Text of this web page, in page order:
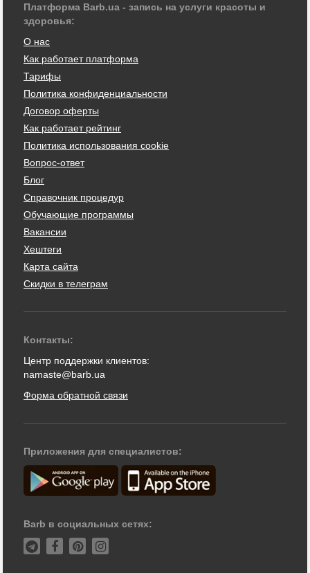
Платформа Barb.ua - запись на услуги красоты и
здоровья:
О нас
Как работает платформа
Тарифы
Политика конфиденциальности
Договор оферты
Как работает рейтинг
Политика использования cookie
Вопрос-ответ
Блог
Справочник процедур
Обучающие программы
Вакансии
Хештеги
Карта сайта
Скидки в телеграм
Контакты:
Центр поддержки клиентов:
namaste@barb.ua
Форма обратной связи
Приложения для специалистов:
Barb в социальных сетях: